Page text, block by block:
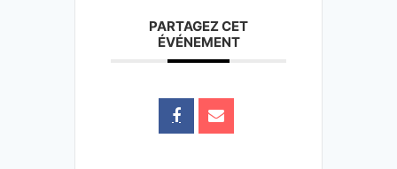
PARTAGEZ CET
ÉVÉNEMENT